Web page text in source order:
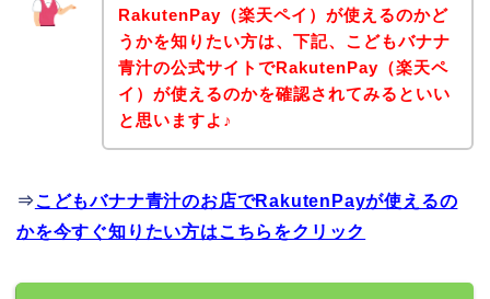
RakutenPay（楽天ペイ）が使えるのかど
うかを知りたい方は、下記、こどもバナナ
青汁の公式サイトでRakutenPay（楽天ペ
イ）が使えるのかを確認されてみるといい
と思いますよ♪
⇒ こどもバナナ青汁のお店でRakutenPayが使えるの
かを今すぐ知りたい方はこちらをクリック